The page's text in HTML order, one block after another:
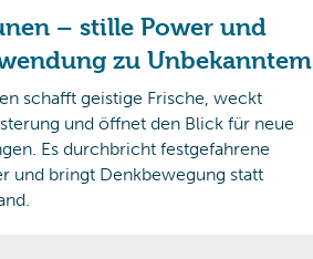
– stille Power und
zu Unbekanntem
schafft geistige Frische, weckt
und öffnet den Blick für neue
Es durchbricht festgefahrene
und bringt Denkbewegung statt